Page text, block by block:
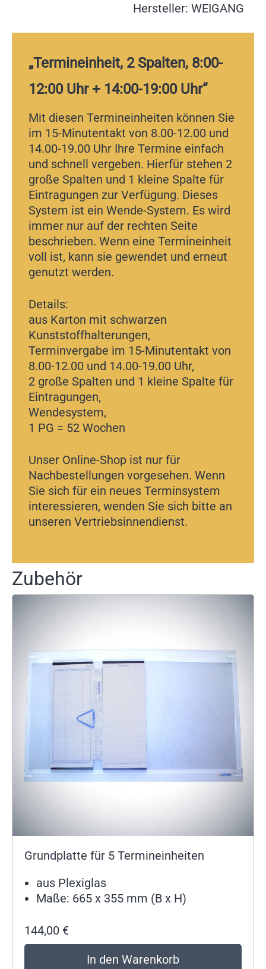
Hersteller: WEIGANG
„Termineinheit, 2 Spalten, 8:00-
12:00 Uhr + 14:00-19:00 Uhr“
Mit diesen Termineinheiten können Sie
im 15-Minutentakt von 8.00-12.00 und
14.00-19.00 Uhr Ihre Termine einfach
und schnell vergeben. Hierfür stehen 2
große Spalten und 1 kleine Spalte für
Eintragungen zur Verfügung. Dieses
System ist ein Wende-System. Es wird
immer nur auf der rechten Seite
beschrieben. Wenn eine Termineinheit
voll ist, kann sie gewendet und erneut
genutzt werden.
Details:
aus Karton mit schwarzen
Kunststoffhalterungen,
Terminvergabe im 15-Minutentakt von
8.00-12.00 und 14.00-19.00 Uhr,
2 große Spalten und 1 kleine Spalte für
Eintragungen,
Wendesystem,
1 PG = 52 Wochen
Unser Online-Shop ist nur für
Nachbestellungen vorgesehen. Wenn
Sie sich für ein neues Terminsystem
interessieren, wenden Sie sich bitte an
unseren Vertriebsinnendienst.
Zubehör
Grundplatte für 5 Termineinheiten
aus Plexiglas
Maße: 665 x 355 mm (B x H)
144,00 €
In den Warenkorb